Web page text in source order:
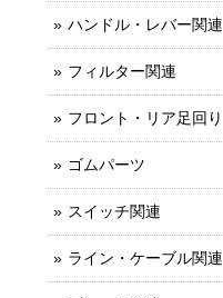
ハンドル・レバー関連
フィルター関連
フロント・リア足回り
ゴムパーツ
スイッチ関連
ライン・ケーブル関連